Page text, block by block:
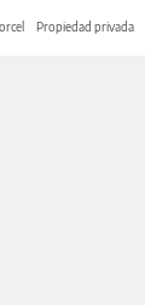
Propiedad privada